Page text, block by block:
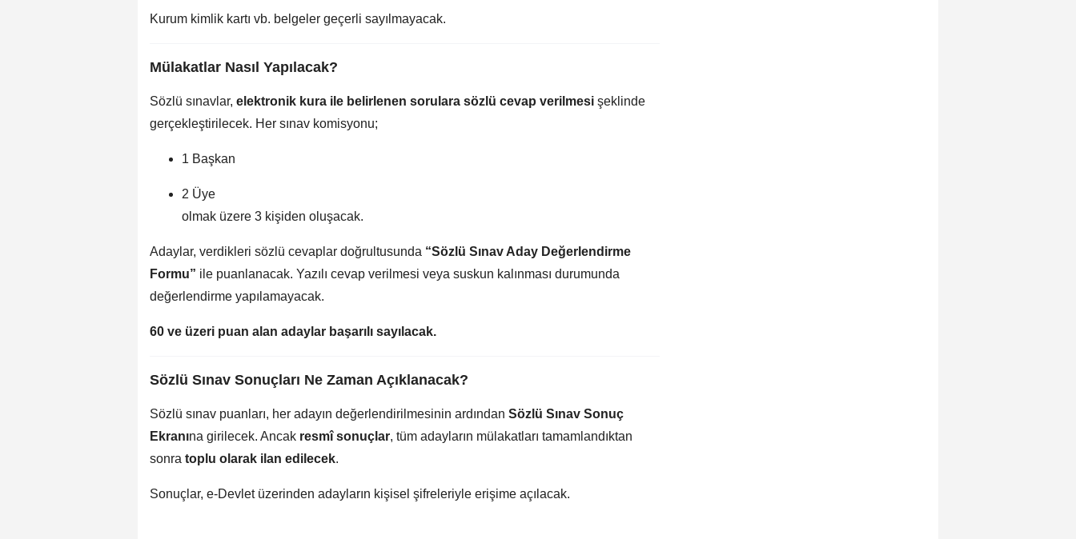
Kurum kimlik kartı vb. belgeler geçerli sayılmayacak.
Mülakatlar Nasıl Yapılacak?
Sözlü sınavlar, elektronik kura ile belirlenen sorulara sözlü cevap verilmesi şeklinde
gerçekleştirilecek. Her sınav komisyonu;
1 Başkan
2 Üye
olmak üzere 3 kişiden oluşacak.
Adaylar, verdikleri sözlü cevaplar doğrultusunda “Sözlü Sınav Aday Değerlendirme
Formu” ile puanlanacak. Yazılı cevap verilmesi veya suskun kalınması durumunda
değerlendirme yapılamayacak.
60 ve üzeri puan alan adaylar başarılı sayılacak.
Sözlü Sınav Sonuçları Ne Zaman Açıklanacak?
Sözlü sınav puanları, her adayın değerlendirilmesinin ardından Sözlü Sınav Sonuç
Ekranına girilecek. Ancak resmî sonuçlar, tüm adayların mülakatları tamamlandıktan
sonra toplu olarak ilan edilecek.
Sonuçlar, e-Devlet üzerinden adayların kişisel şifreleriyle erişime açılacak.